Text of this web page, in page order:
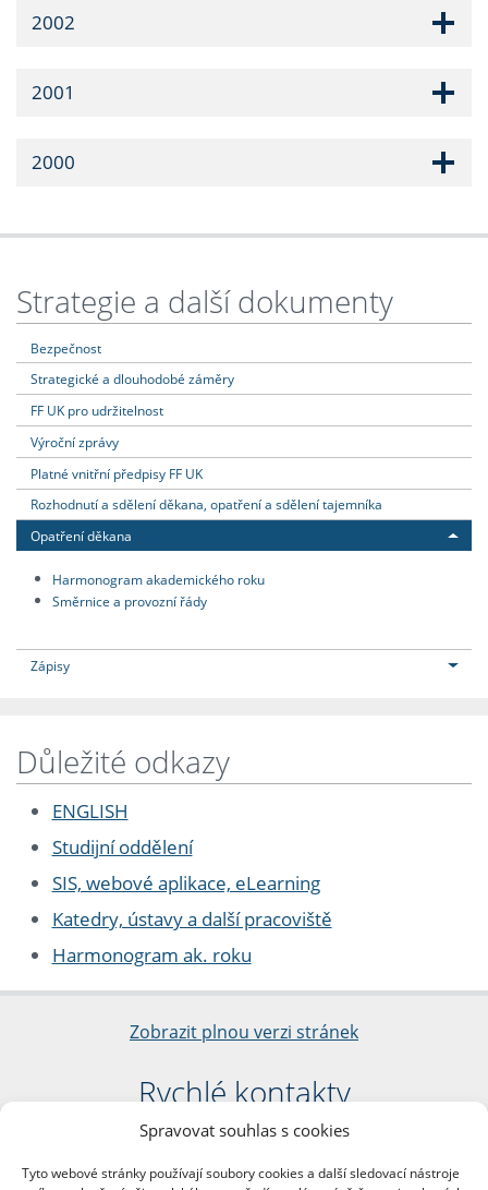
Spravovat souhlas s cookies
Tyto webové stránky používají soubory cookies a další sledovací nástroje
2002
2001
2000
Strategie a další dokumenty
Bezpečnost
Strategické a dlouhodobé záměry
FF UK pro udržitelnost
Výroční zprávy
Platné vnitřní předpisy FF UK
Rozhodnutí a sdělení děkana, opatření a sdělení tajemníka
Opatření děkana
Harmonogram akademického roku
Směrnice a provozní řády
Zápisy
Důležité odkazy
ENGLISH
Studijní oddělení
SIS, webové aplikace, eLearning
Katedry, ústavy a další pracoviště
Harmonogram ak. roku
Zobrazit plnou verzi stránek
Rychlé kontakty
Filozofická fakulta
nám. Jana Palacha 1/2